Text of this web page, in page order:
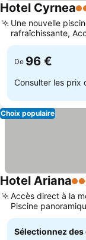
Hotel Cyrnea2
Une nouvelle
rafraîchissante,
plage isolée
De 96 €
Consulter les prix
Choix populaire
Hotel Ariana3
Accès direct à la
Piscine
Sélectionnez